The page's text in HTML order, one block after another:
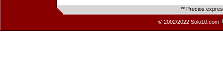
** Precios
© 2002/2022 Solo10.com